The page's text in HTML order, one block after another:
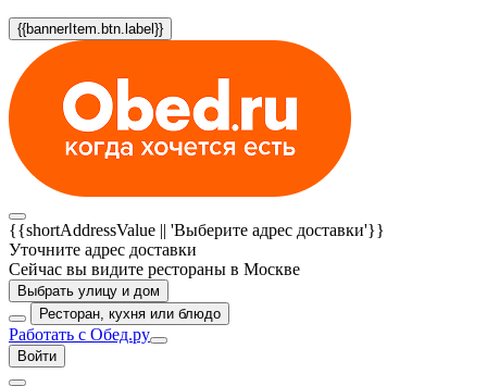
{{bannerItem.btn.label}}
{{shortAddressValue || 'Выберите адрес доставки'}}
Уточните адрес доставки
Сейчас вы видите рестораны в Москве
Выбрать улицу и дом
Ресторан, кухня или блюдо
Работать с Обед.ру
Войти